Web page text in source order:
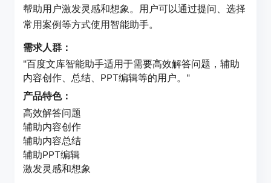
帮助用户激发灵感和想象。用户可以通过提问、选择
常用案例等方式使用智能助手。
需求人群：
"百度文库智能助手适用于需要高效解答问题，辅助
内容创作、总结、PPT编辑等的用户。"
产品特色：
高效解答问题
辅助内容创作
辅助内容总结
辅助PPT编辑
激发灵感和想象